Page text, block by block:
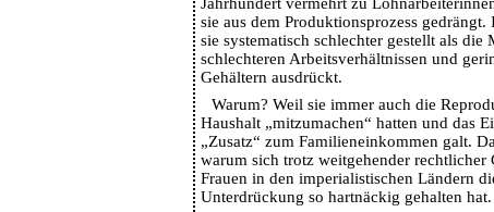
Jahrhundert vermehrt zu
sie aus dem Produktionsprozess
sie systematisch schlechter gestellt als die
schlechteren Arbeitsverhältnissen und
Gehältern ausdrückt.
Warum? Weil sie immer auch die
Haushalt „mitzumachen“ hatten und das
„Zusatz“ zum Familieneinkommen galt.
warum sich trotz weitgehender rechtlicher
Frauen in den imperialistischen Ländern
Unterdrückung so hartnäckig gehalten hat.